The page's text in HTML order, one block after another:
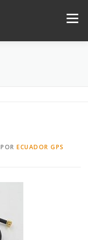
Menú
POR ECUADOR GPS